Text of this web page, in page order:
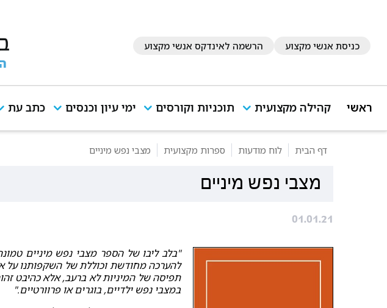
כניסת אנשי מקצוע הרשמה לאינדקס אנשי מקצוע
ראשי קהילה מקצועית תוכניות וקורסים ימי עיון וכנסים כתב עת
דף הבית לוח מודעות ספרות מקצועית מצבי נפש מיניים
מצבי נפש מיניים
01.01.21
"בלב ליבו של הספר מצבי נפש מיניים
להערכה מחודשת וכוללת של השקפותנו על
תפיסה של המיניות לא ברעב, אלא כהיבט
במצבי נפש ילדיים, בוגרים או פרוורטיים."